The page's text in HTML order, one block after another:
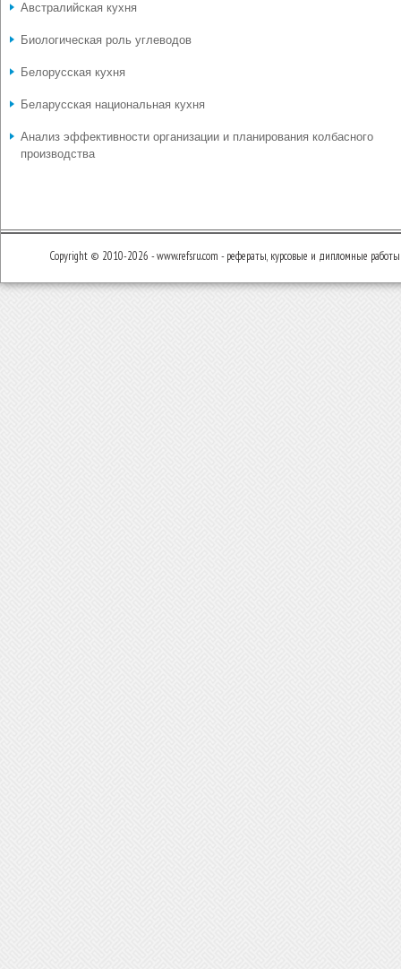
Австралийская кухня
Биологическая роль углеводов
Белорусская кухня
Беларусская национальная кухня
Анализ эффективности организации и планирования колбасного
производства
Copyright © 2010-2026 - www.refsru.com - рефераты, курсовые и дипломные работы